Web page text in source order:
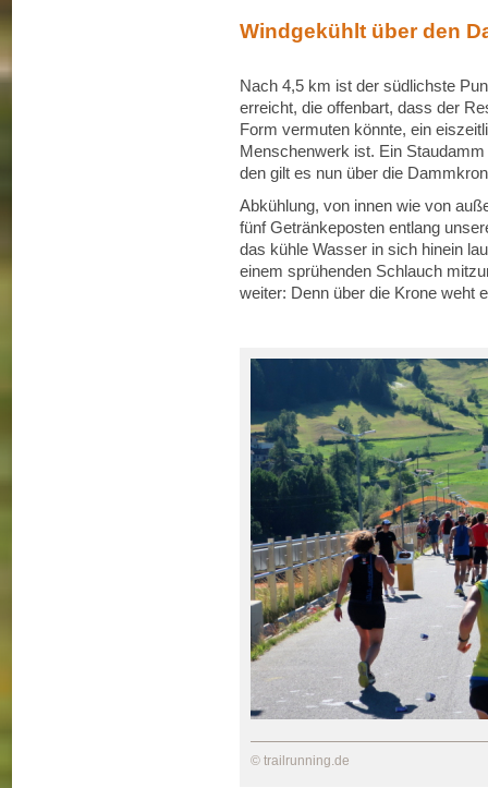
Windgekühlt über den
Nach 4,5 km ist der südlichste
erreicht, die offenbart, dass der
Form vermuten könnte, ein
Menschenwerk ist. Ein
den gilt es nun über die
Abkühlung, von innen wie von
fünf Getränkeposten entlang
das kühle Wasser in sich hinein
einem sprühenden Schlauch
weiter: Denn über die Krone weht
© trailrunning.de